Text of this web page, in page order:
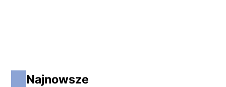
Najnowsze